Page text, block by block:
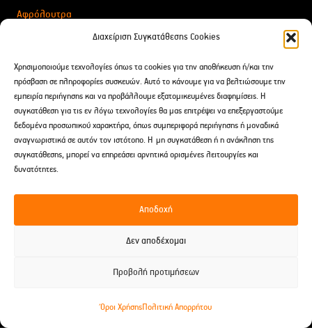
Διαχείριση Συγκατάθεσης Cookies
Χρησιμοποιούμε τεχνολογίες όπως τα cookies για την αποθήκευση ή/και την
πρόσβαση σε πληροφορίες συσκευών. Αυτό το κάνουμε για να βελτιώσουμε την
εμπειρία περιήγησης και να προβάλλουμε εξατομικευμένες διαφημίσεις. Η
συγκατάθεση για τις εν λόγω τεχνολογίες θα μας επιτρέψει να επεξεργαστούμε
δεδομένα προσωπικού χαρακτήρα, όπως συμπεριφορά περιήγησης ή μοναδικά
αναγνωριστικά σε αυτόν τον ιστότοπο. Η μη συγκατάθεση ή η ανάκληση της
συγκατάθεσης, μπορεί να επηρεάσει αρνητικά ορισμένες λειτουργίες και
δυνατότητες.
Αποδοχή
Δεν αποδέχομαι
Προβολή προτιμήσεων
Όροι ΧρήσηςΠολιτική Απορρήτου
Αφρόλουτρα
After Shave
Επικοινωνία
Δαρειώτου 9 Tρίπολη, Ελλάδα
2710 238691
spititouaromatos2012@gmail.com
© 2026 Το Σπίτι του Αρώματος -